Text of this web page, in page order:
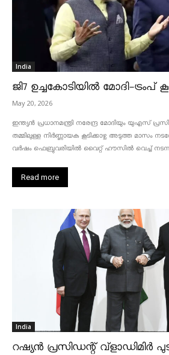
India
ജി7 ഉച്ചകോടിയിൽ മോദി-ട്രംപ്
May 20, 2026
ഇന്ത്യൻ പ്രധാനമന്ത്രി നരേന്ദ്ര മോദിയും യുഎസ്
തമ്മിലുള്ള നിർണ്ണായക കൂടിക്കാഴ്ച അടുത്ത മാസം
വർഷം ഫെബ്രുവരിയിൽ വൈറ്റ് ഹൗസിൽ വെച്ച് നടന്ന
Read more
India
റഷ്യൻ പ്രസിഡന്റ് വ്‌ളാഡിമിർ